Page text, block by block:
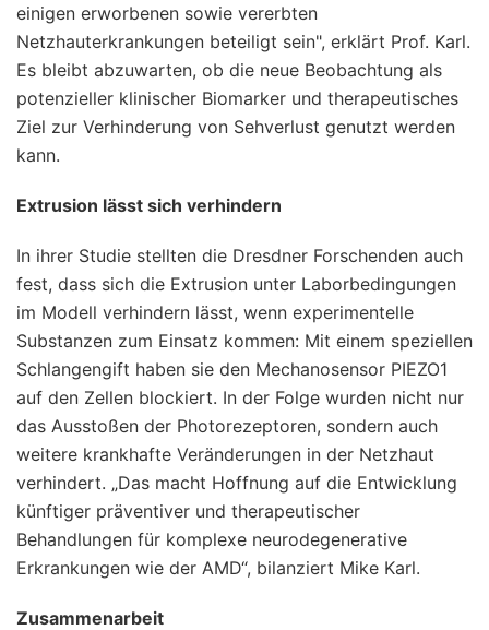
einigen erworbenen sowie vererbten
Netzhauterkrankungen beteiligt sein", erklärt Prof. Karl.
Es bleibt abzuwarten, ob die neue Beobachtung als
potenzieller klinischer Biomarker und therapeutisches
Ziel zur Verhinderung von Sehverlust genutzt werden
kann.
Extrusion lässt sich verhindern
In ihrer Studie stellten die Dresdner Forschenden auch
fest, dass sich die Extrusion unter Laborbedingungen
im Modell verhindern lässt, wenn experimentelle
Substanzen zum Einsatz kommen: Mit einem speziellen
Schlangengift haben sie den Mechanosensor PIEZO1
auf den Zellen blockiert. In der Folge wurden nicht nur
das Ausstoßen der Photorezeptoren, sondern auch
weitere krankhafte Veränderungen in der Netzhaut
verhindert. „Das macht Hoffnung auf die Entwicklung
künftiger präventiver und therapeutischer
Behandlungen für komplexe neurodegenerative
Erkrankungen wie der AMD“, bilanziert Mike Karl.
Zusammenarbeit